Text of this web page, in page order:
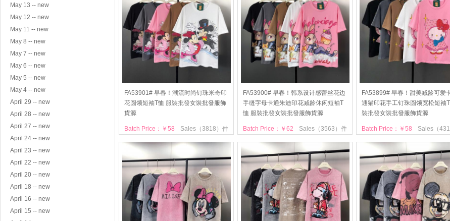
May 13 -- new
May 12 -- new
May 11 -- new
May 8 -- new
May 7 -- new
May 6 -- new
May 5 -- new
May 4 -- new
April 29 -- new
April 28 -- new
April 27 -- new
April 24 -- new
April 23 -- new
April 22 -- new
April 20 -- new
April 18 -- new
April 16 -- new
April 15 -- new
FA53901# 早春！潮流时尚钉珠米奇印
花圆领短袖T恤 服裝批發女裝批發服飾
貨源
Sales（3818）件
Batch Price：￥58
FA53900# 早春！韩系设计感蕾丝花边
手缝字母卡通朱迪印花减龄休闲短袖T
恤 服裝批發女裝批發服飾貨源
Sales（3563）件
Batch Price：￥62
FA53899# 早春！甜美减龄可爱
通猫印花手工钉珠圆领宽松短袖
裝批發女裝批發服飾貨源
Sales（
Batch Price：￥58